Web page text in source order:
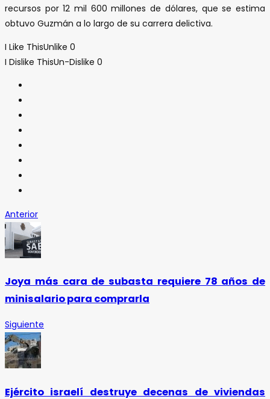
recursos por 12 mil 600 millones de dólares, que se estima
obtuvo Guzmán a lo largo de su carrera delictiva.
I Like ThisUnlike 0
I Dislike ThisUn-Dislike 0
Anterior
Joya más cara de subasta requiere 78 años de
minisalario para comprarla
Siguiente
Ejército israelí destruye decenas de viviendas